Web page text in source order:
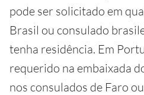
pode ser solicitado em
Brasil ou consulado
tenha residência. Em
requerido na embaixada
nos consulados de Faro